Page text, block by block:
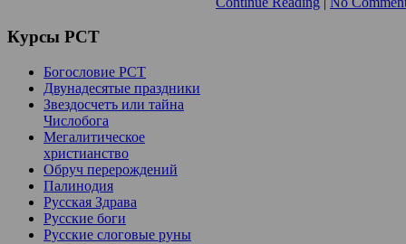
Курсы РСТ
Богословие РСТ
Двунадесятые праздники
Звездосчетъ или тайна
Числобога
Мегалитическое
христианство
Обруч перерождений
Палинодия
Русская Здрава
Русские боги
Русские слоговые руны